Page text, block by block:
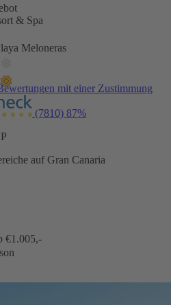
& Spa
Meloneras
mit einer Zustimmung
(7810) 87%
auf Gran Canaria
€1.005,-